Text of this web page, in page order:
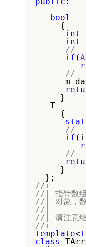
bool
{
int
int
if (
}
{
if
}
//
//| 指针数
//| 对象
//|
//| 请注
//
template<
class